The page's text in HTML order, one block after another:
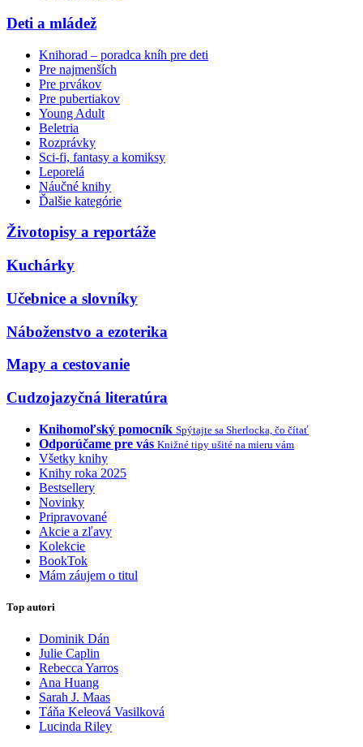
Deti a mládež
Knihorad – poradca kníh pre deti
Pre najmenších
Pre prvákov
Pre pubertiakov
Young Adult
Beletria
Rozprávky
Sci-fi, fantasy a komiksy
Leporelá
Náučné knihy
Ďalšie kategórie
Životopisy a reportáže
Kuchárky
Učebnice a slovníky
Náboženstvo a ezoterika
Mapy a cestovanie
Cudzojazyčná literatúra
Knihomoľský pomocník Spýtajte sa Sherlocka, čo čítať
Odporúčame pre vás Knižné tipy ušité na mieru vám
Všetky knihy
Knihy roka 2025
Bestsellery
Novinky
Pripravované
Akcie a zľavy
Kolekcie
BookTok
Mám záujem o titul
Top autori
Dominik Dán
Julie Caplin
Rebecca Yarros
Ana Huang
Sarah J. Maas
Táňa Keleová Vasilková
Lucinda Riley